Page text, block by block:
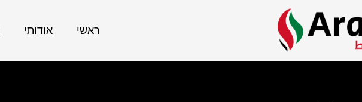
ראשי אודותי